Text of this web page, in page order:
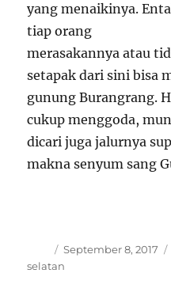
yang menaikinya.
tiap orang
merasakannya atau
setapak dari sini bisa
gunung Burangrang.
cukup menggoda,
dicari juga jalurnya
makna senyum sang
Author
Posted
on
September 8, 2017
selatan